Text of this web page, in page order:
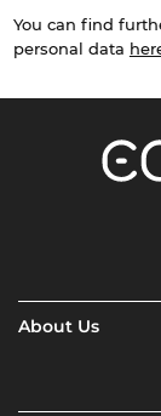
You can find
personal data
About Us